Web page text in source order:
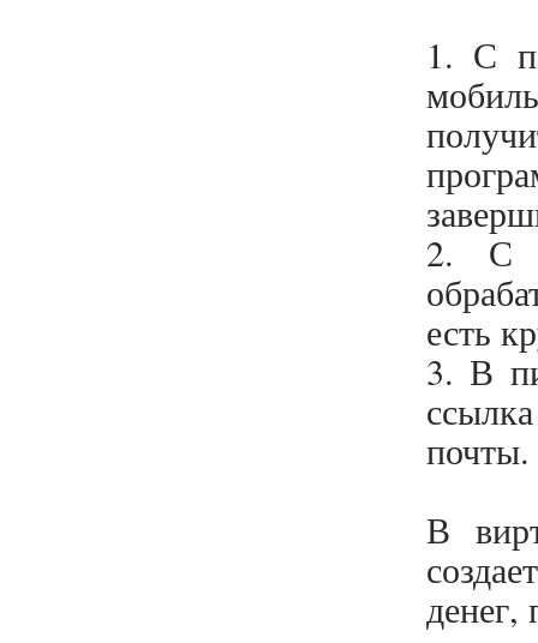
1. С
2. С
есть
3. В
почты.
В
денег,